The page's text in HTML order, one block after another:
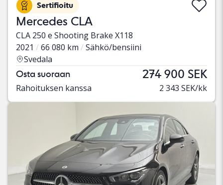
Sertifioitu
Mercedes CLA
CLA 250 e Shooting Brake X118
2021
66 080 km
Sähkö/bensiini
Svedala
Osta suoraan 274 900 SEK
Rahoituksen kanssa 2 343 SEK/kk